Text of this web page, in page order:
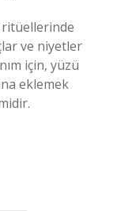
ve niyetler
için, yüzü
eklemek